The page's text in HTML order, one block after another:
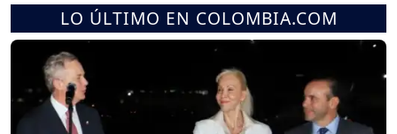
LO ÚLTIMO EN COLOMBIA.COM